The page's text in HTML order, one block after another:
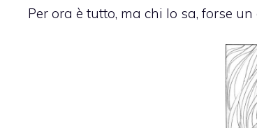
Per ora è tutto, ma chi lo sa, forse